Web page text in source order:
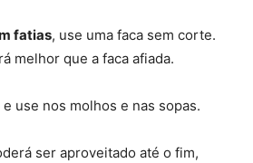
fatias, use uma faca sem corte.
melhor que a faca afiada.
e use nos molhos e nas sopas.
ser aproveitado até o fim,